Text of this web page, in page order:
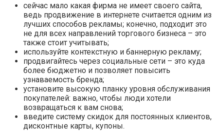
сейчас мало какая фирма не имеет своего сайта,
ведь продвижение в интернете считается одним из
лучших способов рекламы; конечно, подходит это
не для всех направлений торгового бизнеса – это
также стоит учитывать;
используйте контекстную и баннерную рекламу;
продвигайтесь через социальные сети – это куда
более бюджетно и позволяет повысить
узнаваемость бренда;
установите высокую планку уровня обслуживания
покупателей: важно, чтобы люди хотели
возвращаться к вам снова;
введите систему скидок для постоянных клиентов,
дисконтные карты, купоны.